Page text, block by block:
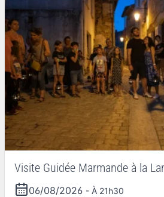
Visite Guidée Marmande à la
06/08/2026 - À 21h30